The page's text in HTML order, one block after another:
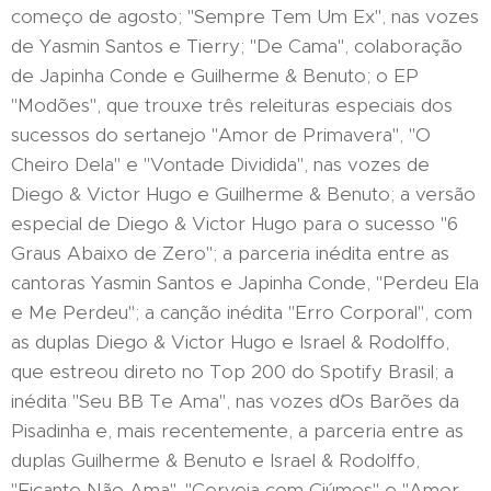
começo de agosto; "Sempre Tem Um Ex", nas vozes
de Yasmin Santos e Tierry; "De Cama", colaboração
de Japinha Conde e Guilherme & Benuto; o EP
"Modões", que trouxe três releituras especiais dos
sucessos do sertanejo "Amor de Primavera", "O
Cheiro Dela" e "Vontade Dividida", nas vozes de
Diego & Victor Hugo e Guilherme & Benuto; a versão
especial de Diego & Victor Hugo para o sucesso "6
Graus Abaixo de Zero"; a parceria inédita entre as
cantoras Yasmin Santos e Japinha Conde, "Perdeu Ela
e Me Perdeu"; a canção inédita "Erro Corporal", com
as duplas Diego & Victor Hugo e Israel & Rodolffo,
que estreou direto no Top 200 do Spotify Brasil; a
inédita "Seu BB Te Ama", nas vozes d´Os Barões da
Pisadinha e, mais recentemente, a parceria entre as
duplas Guilherme & Benuto e Israel & Rodolffo,